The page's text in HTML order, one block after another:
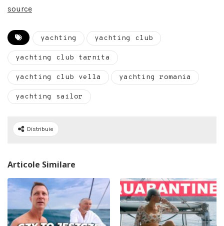
source
yachting yachting club
yachting club tarnita
yachting club vella yachting romania
yachting sailor
Distribuie
Articole Similare